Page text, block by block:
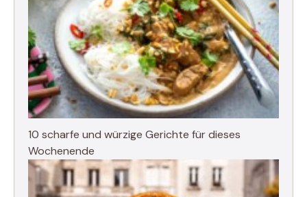
10 scharfe und würzige Gerichte für dieses
Wochenende